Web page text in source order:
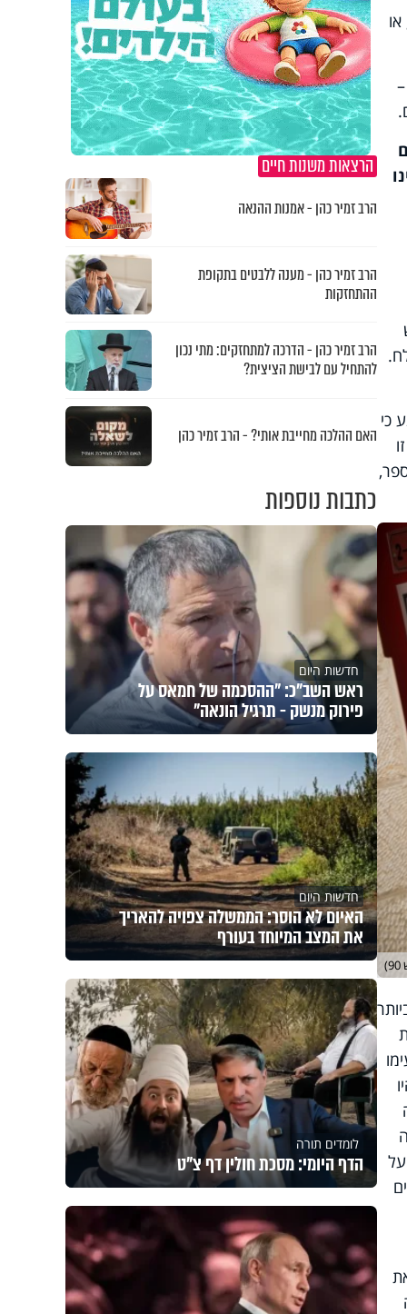
כי
הרצאות משנות חיים
הרב זמיר כהן - אמנות ההנאה
הרב זמיר כהן - מענה ללבטים בתקופת
ההתחזקות
הרב זמיר כהן - הדרכה למתחזקים: מתי נכון
להתחיל עם לבישת הציצית?
האם ההלכה מחייבת אותי? - הרב זמיר כהן
כתבות נוספות
חדשות היום
ראש השב"כ: "ההסכמה של חמאס על
פירוק מנשק - תרגיל הונאה"
חדשות היום
האיום לא הוסר: הממשלה צפויה להאריך
את המצב המיוחד בעורף
לומדים תורה
הדף היומי: מסכת חולין דף צ"ט